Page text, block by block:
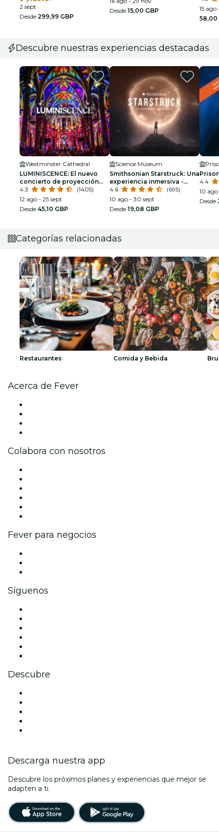
2 sept
Desde 299,99 GBP
Desde 15,00 GBP
15 ago
58,00
Descubre nuestras experiencias destacadas
Westminster Cathedral
LUMINISCENCE: El nuevo
concierto de proyección
360° en la Catedral de
Westminster
4.3
(1405)
12 ago - 25 sept
Desde 45,10 GBP
Science Museum
Smithsonian Starstruck: Una
experiencia inmersiva -
Londres
4.6
(695)
10 ago - 30 sept
Desde 19,08 GBP
4.4
10
Desde
Categorías relacionadas
Restaurantes Comida y Bebida
Acerca de Fever
Colabora con nosotros
Fever para negocios
Síguenos
Descubre
Descarga nuestra app
Descubre los próximos planes y experiencias que mejor se
adapten a ti.